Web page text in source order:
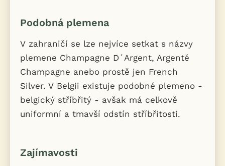
Podobná plemena
V zahraničí se lze nejvíce setkat s názvy
plemene Champagne D´Argent, Argenté
Champagne anebo prostě jen French
Silver. V Belgii existuje podobné plemeno -
belgický stříbřitý - avšak má celkově
uniformní a tmavší odstín stříbřitosti.
Zajímavosti